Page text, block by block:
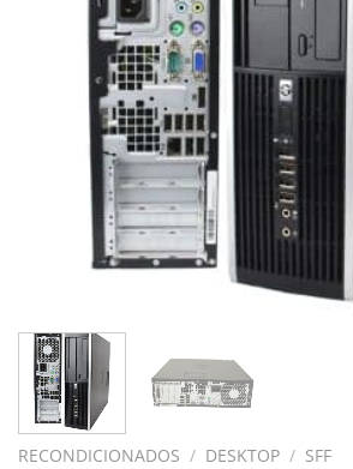
RECONDICIONADOS / DESKTOP / SFF